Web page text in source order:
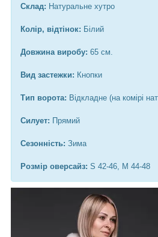
Склад: Натуральне хутро
Колір, відтінок: Білий
Довжина виробу: 65 см.
Вид застежки: Кнопки
Тип ворота: Відкладне (на комірі
Силует: Прямий
Сезонність: Зима
Розмір оверсайз: S 42-46, M 44-48